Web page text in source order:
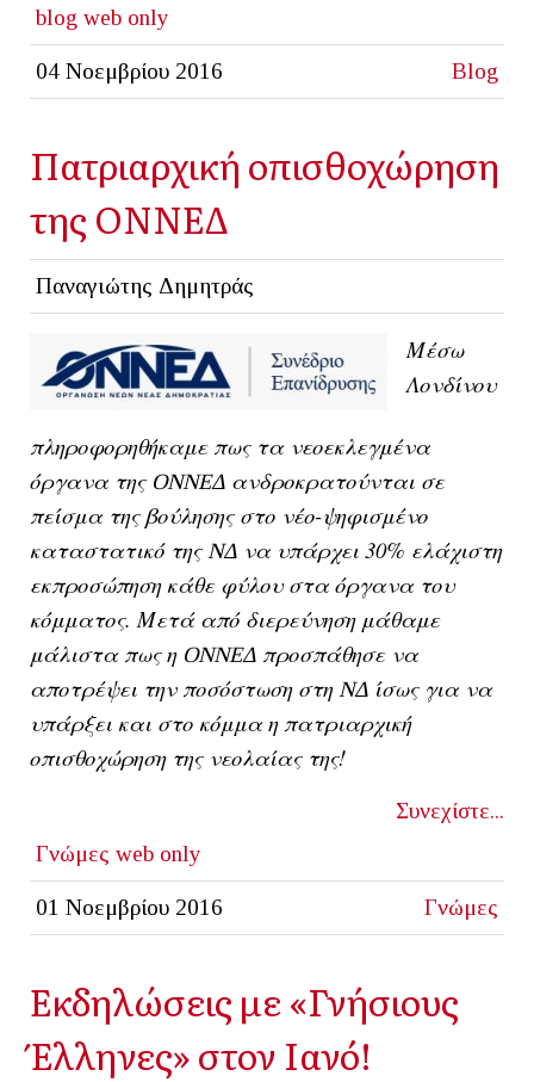
blog web only
04 Νοεμβρίου 2016 Blog
Πατριαρχική οπισθοχώρηση
της ΟΝΝΕΔ
Παναγιώτης Δημητράς
Μέσω
Λονδίνου
πληροφορηθήκαμε πως τα νεοεκλεγμένα
όργανα της ΟΝΝΕΔ ανδροκρατούνται σε
πείσμα της βούλησης στο νέο-ψηφισμένο
καταστατικό της ΝΔ να υπάρχει 30% ελάχιστη
εκπροσώπηση κάθε φύλου στα όργανα του
κόμματος. Μετά από διερεύνηση μάθαμε
μάλιστα πως η ΟΝΝΕΔ προσπάθησε να
αποτρέψει την ποσόστωση στη ΝΔ ίσως για να
υπάρξει και στο κόμμα η πατριαρχική
οπισθοχώρηση της νεολαίας της!
Συνεχίστε...
Γνώμες web only
01 Νοεμβρίου 2016 Γνώμες
Εκδηλώσεις με «Γνήσιους
Έλληνες» στον Ιανό!